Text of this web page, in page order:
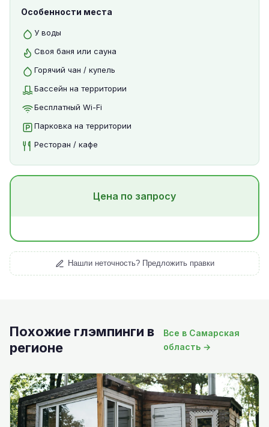
Особенности места
У воды
Своя баня или сауна
Горячий чан / купель
Бассейн на территории
Бесплатный Wi-Fi
Парковка на территории
Ресторан / кафе
Цена по запросу
Нашли неточность? Предложить правки
Похожие глэмпинги в
регионе
Все в Самарская
область →